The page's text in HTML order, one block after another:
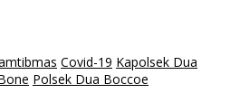
Covid-19 Kapolsek Dua
Polsek Dua Boccoe